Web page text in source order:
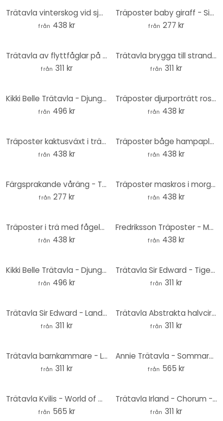
Trätavla vinterskog vid sjön - Rostovskiy
från 438 kr
Träposter baby giraff - Sisi & Seb - Fyrkant
från 277 kr
Trätavla av flyttfåglar på väg söderut - Kubistika - Rund
från 311 kr
Trätavla brygga till stranden - 1X Studio - Rund
från 311 kr
Kikki Belle Trätavla - Djungel sökbild - Rund
från 496 kr
Träposter djurporträtt rosa kakadua - Sisi & Seb
från 438 kr
Träposter kaktusväxt i trä - Sisi & Seb
från 438 kr
Träposter båge hampaplanta - Sisi & Seb
från 438 kr
Färgsprakande våräng - Träposter - SpaceFrog Designs
från 277 kr
Träposter maskros i morgondagg - Treechild
från 438 kr
Träposter i trä med fågelmotiv - Tukan - Brun
från 438 kr
Fredriksson Träposter - Marmorerade blad
från 438 kr
Kikki Belle Trätavla - Djungelkatter - Rund
från 496 kr
Trätavla Sir Edward - Tiger i tropikerna - Runda
från 311 kr
Trätavla Sir Edward - Landskap med leoparder - Rund
från 311 kr
Trätavla Abstrakta halvcirklar i varma naturfärger - Bré - Rund
från 311 kr
Trätavla barnkammare - Lycklig tigerunge - Magnusson - Rund
från 311 kr
Annie Trätavla - Sommarblommor - Rund
från 565 kr
Trätavla Kvilis - World of Dinos - Rund
från 565 kr
Trätavla Irland - Chorum - Kolibri - Rund
från 311 kr